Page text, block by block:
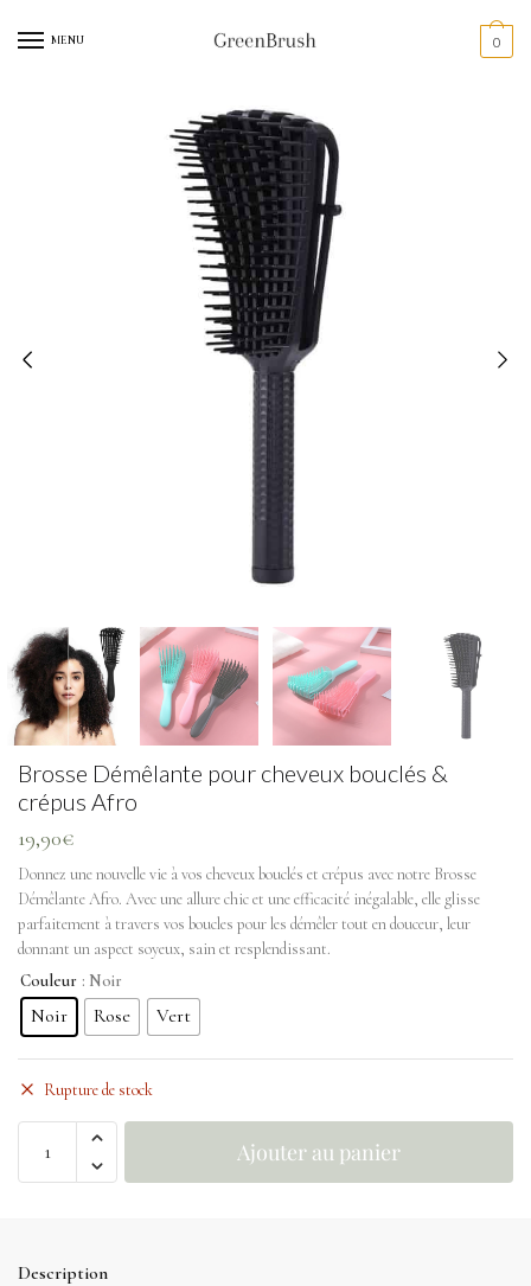
MENU 0
Brosse Démêlante pour cheveux bouclés &
crépus Afro
19,90€
Donnez une nouvelle vie à vos cheveux bouclés et crépus avec notre Brosse
Démêlante Afro. Avec une allure chic et une efficacité inégalable, elle glisse
parfaitement à travers vos boucles pour les démêler tout en douceur, leur
donnant un aspect soyeux, sain et resplendissant.
Couleur : Noir
Noir Rose Vert
Rupture de stock
Ajouter au panier
Description